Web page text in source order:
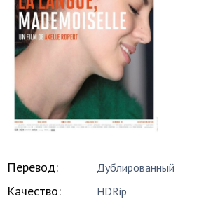
Перевод: Дублированный
Качество: HDRip